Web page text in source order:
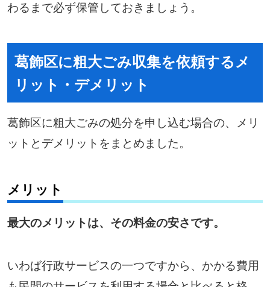
わるまで必ず保管しておきましょう。
葛飾区に粗大ごみ収集を依頼するメ
リット・デメリット
葛飾区に粗大ごみの処分を申し込む場合の、メリ
ットとデメリットをまとめました。
メリット
最大のメリットは、その料金の安さです。
いわば行政サービスの一つですから、かかる費用